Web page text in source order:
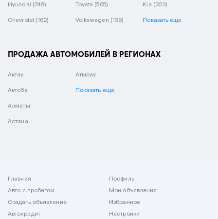
Hyundai (746) Toyota (505) Kia (323)
Chevrolet (162) Volkswagen (139) Показать еще
ПРОДАЖА АВТОМОБИЛЕЙ В РЕГИОНАХ
Актау
Актобе
Алматы
Астана
Атырау
Показать еще
Главная
Авто с пробегом
Создать объявление
Автокредит
Профиль
Мои объявления
Избранное
Настройки